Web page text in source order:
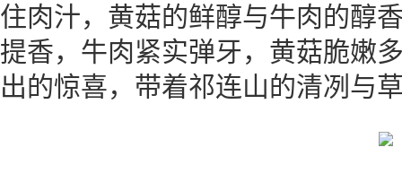
住肉汁，黄菇的鲜醇与牛肉的醇
提香，牛肉紧实弹牙，黄菇脆嫩
出的惊喜，带着祁连山的清冽与